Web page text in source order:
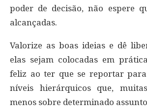
poder de decisão, não espere
alcançadas.
Valorize as boas ideias e dê
elas sejam colocadas em
feliz ao ter que se reportar
níveis hierárquicos que,
menos sobre determinado